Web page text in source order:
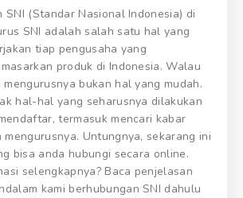
SNI (Standar Nasional Indonesia) di
SNI adalah salah satu hal yang
tiap pengusaha yang
produk di Indonesia. Walau
mengurusnya bukan hal yang mudah.
hal-hal yang seharusnya dilakukan
termasuk mencari kabar
Untungnya, sekarang ini
bisa anda hubungi secara online.
selengkapnya? Baca penjelasan
kami berhubungan SNI dahulu